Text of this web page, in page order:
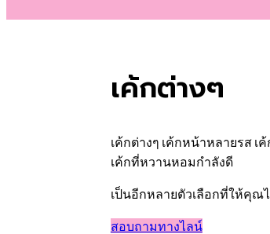
เค้กต่างๆ
เค้กต่างๆ เค้กหน้าหลายรส
เค้กที่หวานหอมกำลังดี
เป็นอีกหลายตัวเลือกที่ให้คุณ
สอบถามทางไลน์